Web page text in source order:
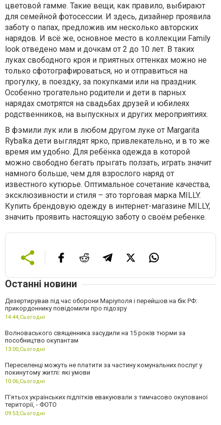
цветовой гамме. Такие вещи, как правило, выбирают
для семейной фотосессии. И здесь, дизайнер проявила
заботу о папах, предложив им несколько авторских
нарядов. И всё же, основное место в коллекции Family
look отведено мам и дочкам от 2 до 10 лет. В таких
луках свободного кроя и приятных оттенках можно не
только сфотографироваться, но и отправиться на
прогулку, в поездку, за покупками или на праздник.
Особенно трогательно родители и дети в парных
нарядах смотрятся на свадьбах друзей и юбилеях
родственников, на выпускных и других мероприятиях.
В фэмили лук или в любом другом луке от Margarita
Rybalka дети выглядят ярко, привлекательно, и в то же
время им удобно. Для ребёнка одежда в которой
можно свободно бегать прыгать ползать, играть значит
намного больше, чем для взрослого наряд от
известного кутюрье. Оптимальное сочетание качества,
эксклюзивности и стиля – это торговая марка MILLY.
Купить брендовую одежду в интернет-магазине MILLY,
значить проявить настоящую заботу о своём ребенке.
Останні новини
Дезертирував під час оборони Маріуполя і перейшов на бік РФ:
прикордоннику повідомили про підозру
14:44,Сьогодні
Волноваського священника засудили на 15 років тюрми за
пособництво окупантам
13:00,Сьогодні
Переселенці можуть не платити за частину комунальних послуг у
покинутому житлі: які умови
10:06,Сьогодні
П’ятьох українських підлітків евакуювали з тимчасово окупованої
території, - ФОТО
09:53,Сьогодні